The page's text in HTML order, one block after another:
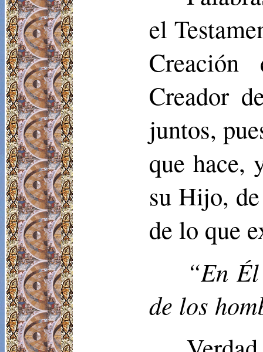
el
Creador
juntos,
que hace,
su Hijo,
de lo que
“En
de los